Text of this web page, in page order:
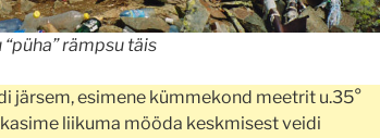
rämpsu täis
järsem, esimene kümmekond meetrit u.35°
liikuma mööda keskmisest veidi